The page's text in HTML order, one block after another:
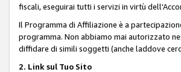
fiscali, eseguirai tutti i servizi in virtù
Il Programma di Affiliazione è a
programma. Non abbiamo mai autorizzato
diffidare di simili soggetti (anche laddove
2. Link sul Tuo Sito